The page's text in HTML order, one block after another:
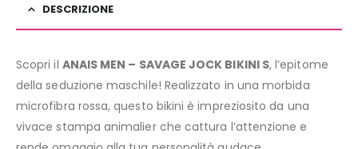
DESCRIZIONE
Scopri il ANAIS MEN – SAVAGE JOCK BIKINI S, l’epitome
della seduzione maschile! Realizzato in una morbida
microfibra rossa, questo bikini è impreziosito da una
vivace stampa animalier che cattura l’attenzione e